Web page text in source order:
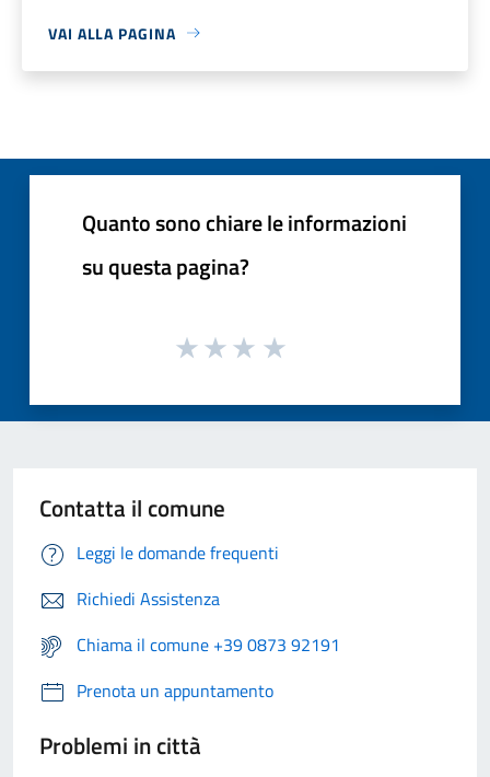
VAI ALLA PAGINA
Quanto sono chiare le informazioni
su questa pagina?
Contatta il comune
Leggi le domande frequenti
Richiedi Assistenza
Chiama il comune +39 0873 92191
Prenota un appuntamento
Problemi in città